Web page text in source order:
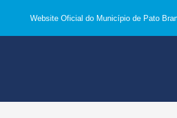
Website Oficial do Município de Pato